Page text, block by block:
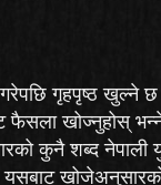
गृहपृष्ठ खुल्ने
फैसला खोज्नुहोस्
कुनै शब्द नेपाली
यसबाट